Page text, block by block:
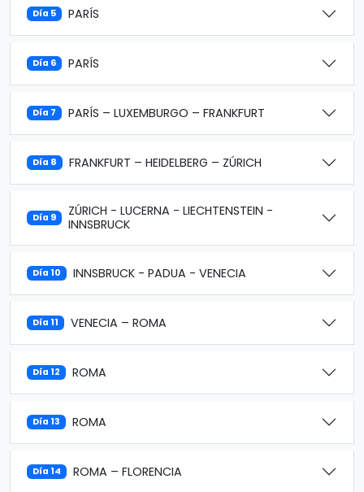
Día 5 PARÍS
Día 6 PARÍS
Día 7 PARÍS – LUXEMBURGO – FRANKFURT
Día 8 FRANKFURT – HEIDELBERG – ZÚRICH
Día 9
ZÚRICH - LUCERNA - LIECHTENSTEIN -
INNSBRUCK
Día 10 INNSBRUCK - PADUA - VENECIA
Día 11 VENECIA – ROMA
Día 12 ROMA
Día 13 ROMA
Día 14 ROMA – FLORENCIA